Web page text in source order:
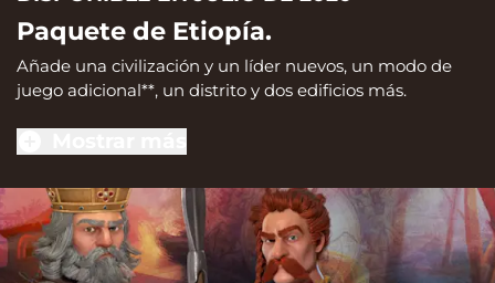
Paquete de Etiopía.
Añade una civilización y un líder nuevos, un modo de
juego adicional**, un distrito y dos edificios más.